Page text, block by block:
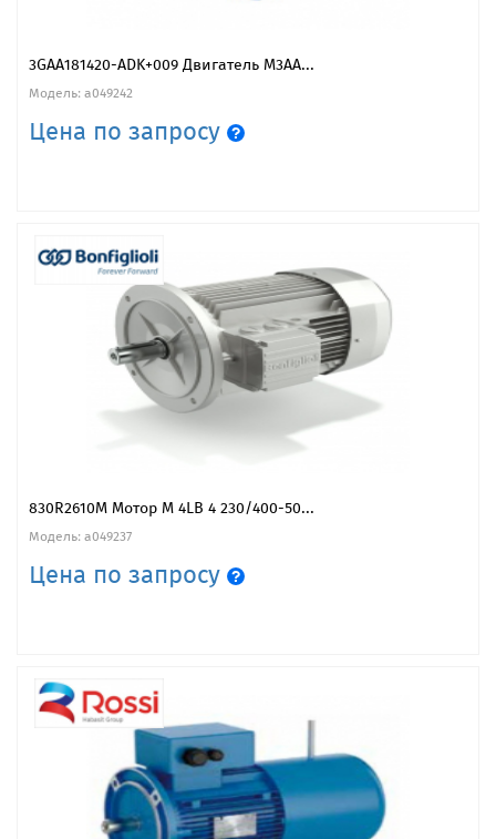
3GAA181420-ADK+009 Двигатель M3AA...
Модель: a049242
Цена по запросу
830R2610M Мотор M 4LB 4 230/400-50...
Модель: a049237
Цена по запросу